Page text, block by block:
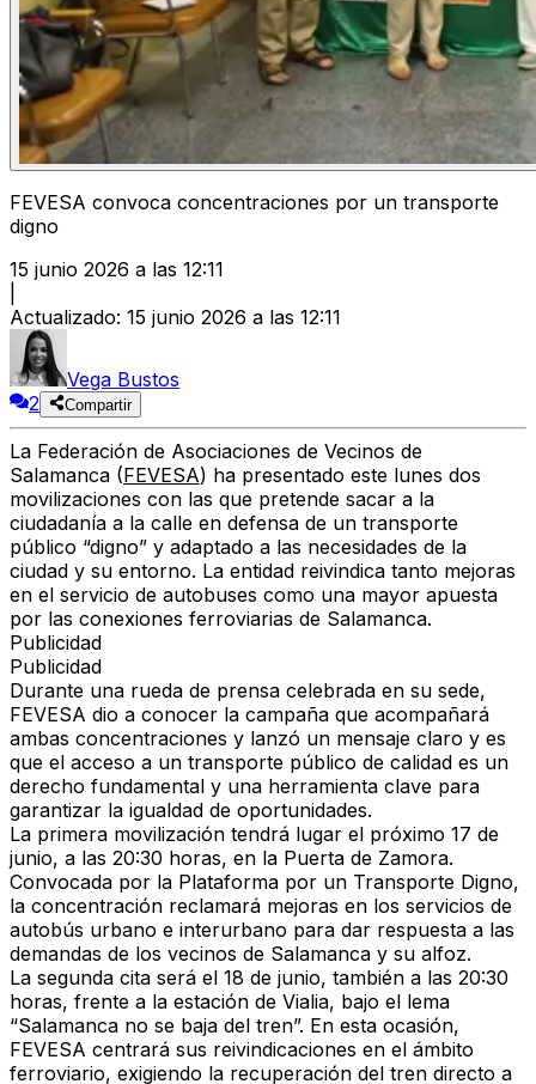
FEVESA convoca concentraciones por un transporte
digno
15 junio 2026 a las 12:11
Actualizado: 15 junio 2026 a las 12:11
Vega Bustos
2
Compartir
La Federación de Asociaciones de Vecinos de
Salamanca (FEVESA) ha presentado este lunes dos
movilizaciones con las que pretende sacar a la
ciudadanía a la calle en defensa de un transporte
público “digno” y adaptado a las necesidades de la
ciudad y su entorno. La entidad reivindica tanto mejoras
en el servicio de autobuses como una mayor apuesta
por las conexiones ferroviarias de Salamanca.
Publicidad
Publicidad
Durante una rueda de prensa celebrada en su sede,
FEVESA dio a conocer la campaña que acompañará
ambas concentraciones y lanzó un mensaje claro y es
que el acceso a un transporte público de calidad es un
derecho fundamental y una herramienta clave para
garantizar la igualdad de oportunidades.
La primera movilización tendrá lugar el próximo 17 de
junio, a las 20:30 horas, en la Puerta de Zamora.
Convocada por la Plataforma por un Transporte Digno,
la concentración reclamará mejoras en los servicios de
autobús urbano e interurbano para dar respuesta a las
demandas de los vecinos de Salamanca y su alfoz.
La segunda cita será el 18 de junio, también a las 20:30
horas, frente a la estación de Vialia, bajo el lema
“Salamanca no se baja del tren”. En esta ocasión,
FEVESA centrará sus reivindicaciones en el ámbito
ferroviario, exigiendo la recuperación del tren directo a